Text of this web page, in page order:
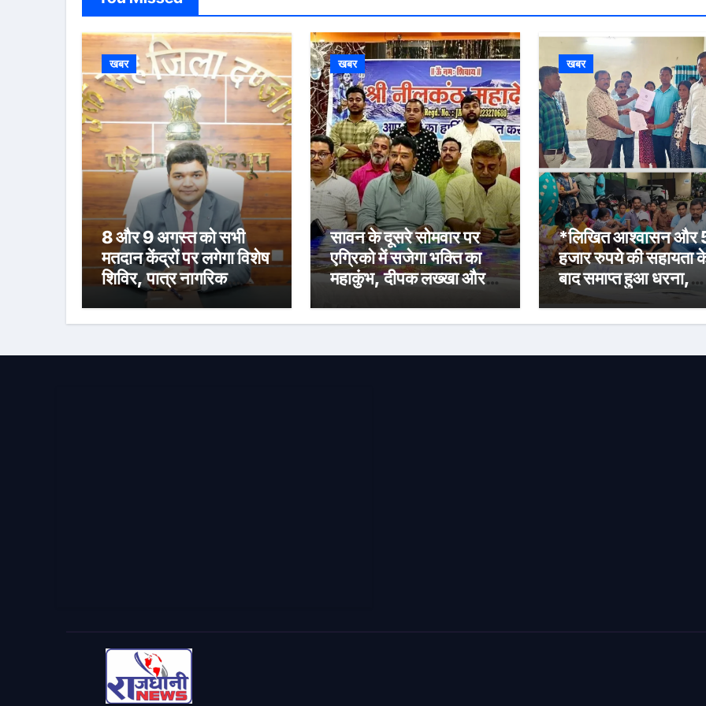
खबर
8 और 9 अगस्त को सभी
मतदान केंद्रों पर लगेगा विशेष
शिविर, पात्र नागरिक
फॉर्म-6 और फॉर्म-8 भरें:
उपायुक्त मनीष कुमार
खबर
सावन के दूसरे सोमवार पर
एग्रिको में सजेगा भक्ति का
महाकुंभ, दीपक लख्खा और
संध्या होगी आकर्षण
खबर
*लिखित आश्वासन और
हजार रुपये की सहायता
बाद समाप्त हुआ धरना,
बिजली मिस्त्री रवि
की मौत पर मुआवजा व